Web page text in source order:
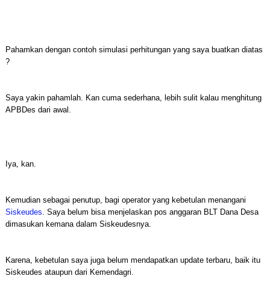
Pahamkan dengan contoh simulasi perhitungan yang saya buatkan diatas
?
Saya yakin pahamlah. Kan cuma sederhana, lebih sulit kalau menghitung
APBDes dari awal.
Iya, kan.
Kemudian sebagai penutup, bagi operator yang kebetulan menangani
Siskeudes. Saya belum bisa menjelaskan pos anggaran BLT Dana Desa
dimasukan kemana dalam Siskeudesnya.
Karena, kebetulan saya juga belum mendapatkan update terbaru, baik itu
Siskeudes ataupun dari Kemendagri.